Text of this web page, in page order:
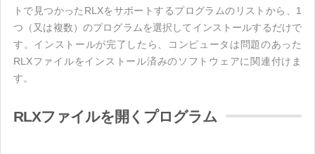
トで見つかったRLXをサポートするプログラムのリストから、1
つ（又は複数）のプログラムを選択してインストールするだけで
す。インストールが完了したら、コンピュータは問題のあった
RLXファイルをインストール済みのソフトウェアに関連付けま
す。
RLXファイルを開くプログラム